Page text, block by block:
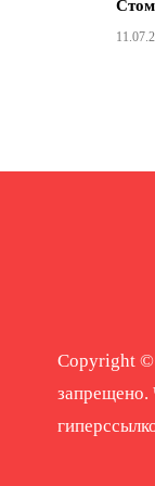
Copyright ©
запрещено.